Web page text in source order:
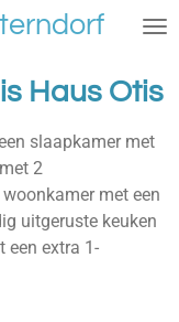
Haus Otis
slaapkamer met
2
met een
uitgeruste keuken
een extra 1-